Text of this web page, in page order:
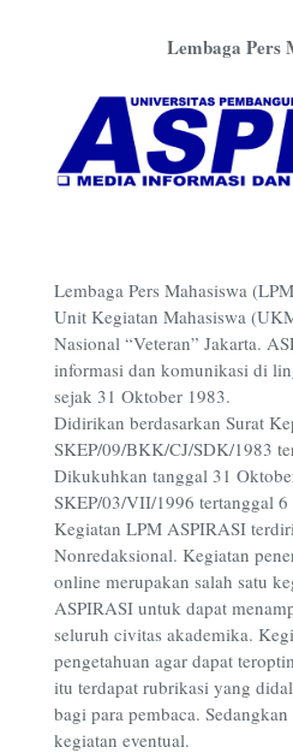
Lembaga Pers
Lembaga Pers Mahasiswa
Unit Kegiatan Mahasiswa
Nasional “Veteran” Jakarta.
informasi dan komunikasi di
sejak 31 Oktober 1983.
Didirikan berdasarkan Surat
SKEP/09/BKK/CJ/SDK/1983
Dikukuhkan tanggal 31
SKEP/03/VII/1996 tertanggal 6
Kegiatan LPM ASPIRASI
Nonredaksional. Kegiatan
online merupakan salah satu
ASPIRASI untuk dapat
seluruh civitas akademika.
pengetahuan agar dapat
itu terdapat rubrikasi yang
bagi para pembaca.
kegiatan eventual.